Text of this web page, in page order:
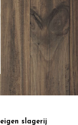
eigen slagerij